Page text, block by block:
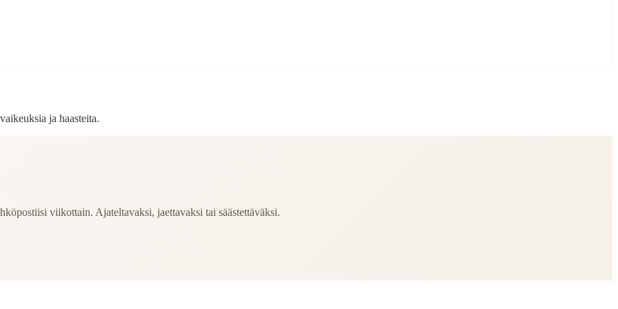
ja haasteita.
viikottain. Ajateltavaksi, jaettavaksi tai säästettäväksi.